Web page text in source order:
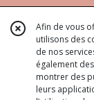
Afin de vous
utilisons des
de nos
également
montrer des
leurs